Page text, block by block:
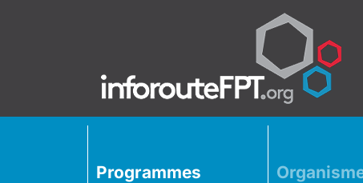
Programmes